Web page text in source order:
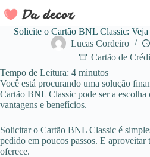
para
conteúdo
Solicite o Cartão BNL Classic: Veja
Lucas Cordeiro
Cartão de
Tempo de Leitura: 4 minutos
Você está procurando uma solução
Cartão BNL Classic pode ser a escolha
vantagens e benefícios.
Solicitar o Cartão BNL Classic é
pedido em poucos passos. E aproveitar
oferece.